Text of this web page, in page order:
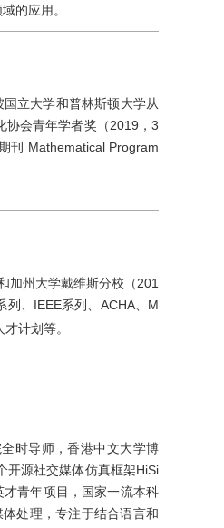
的应用。
立大学和普林斯顿大学从
协会青年学者奖（2019，3
刊 Mathematical Program
加州大学戴维斯分校（201
、IEEE系列、ACHA、M
计划等。
时导师，香港中文大学博
开源社交媒体仿真框架HiSi
青年项目，国家一流本科
处理，专注于结合语言和